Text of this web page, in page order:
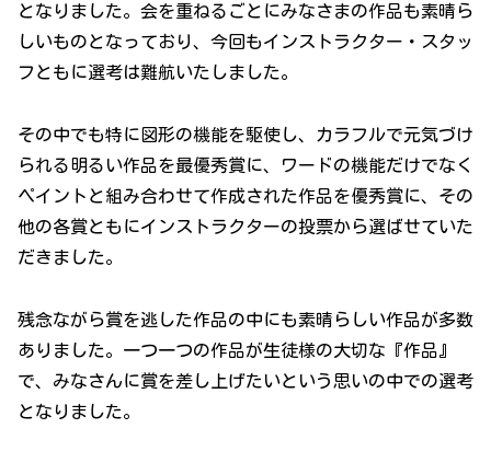
となりました。会を重ねるごとにみなさまの作品も素晴ら
しいものとなっており、今回もインストラクター・スタッ
フともに選考は難航いたしました。
その中でも特に図形の機能を駆使し、カラフルで元気づけ
られる明るい作品を最優秀賞に、ワードの機能だけでなく
ペイントと組み合わせて作成された作品を優秀賞に、その
他の各賞ともにインストラクターの投票から選ばせていた
だきました。
残念ながら賞を逃した作品の中にも素晴らしい作品が多数
ありました。一つ一つの作品が生徒様の大切な『作品』
で、みなさんに賞を差し上げたいという思いの中での選考
となりました。